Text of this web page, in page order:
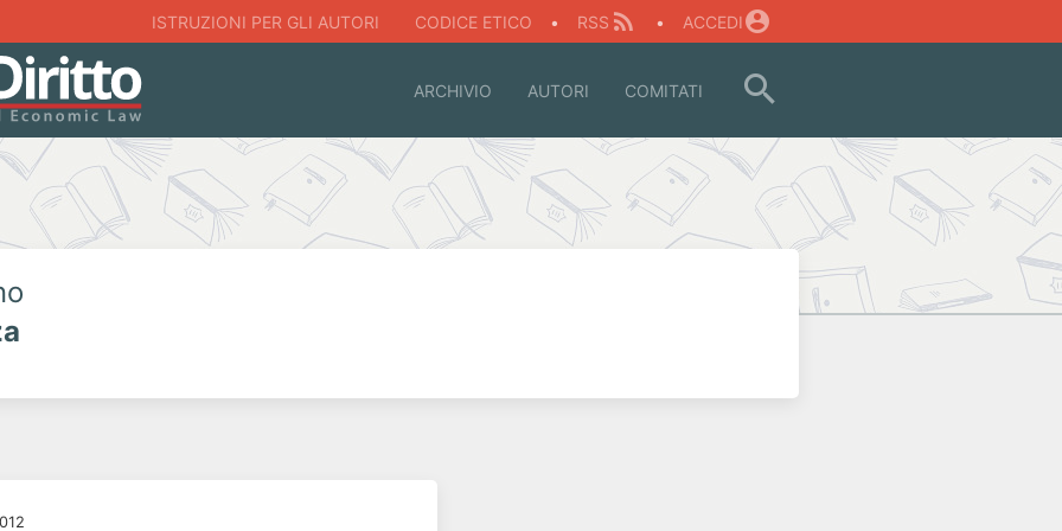
ISTRUZIONI PER GLI AUTORI CODICE ETICO • RSS • ACCEDI
ARCHIVIO AUTORI COMITATI